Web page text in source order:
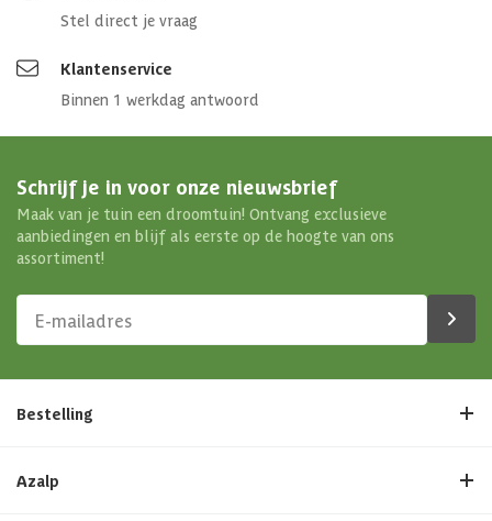
Dakoppervlakte
Aantal deuren
Afmetingen (bxl)
Materiaal dak Hout
Soort isolatie Optioneel
Stel direct je vraag
Klantenservice
Binnen 1 werkdag antwoord
Schrijf je in voor onze nieuwsbrief
Maak van je tuin een droomtuin! Ontvang exclusieve
aanbiedingen en blijf als eerste op de hoogte van ons
assortiment!
Bestelling
Azalp